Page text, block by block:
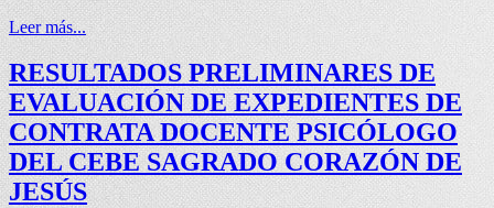
Leer más...
RESULTADOS PRELIMINARES DE
EVALUACIÓN DE EXPEDIENTES DE
CONTRATA DOCENTE PSICÓLOGO
DEL CEBE SAGRADO CORAZÓN DE
JESÚS